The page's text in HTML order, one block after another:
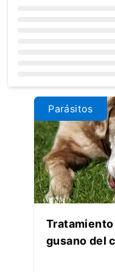
Loading...
Parásitos
gusano del